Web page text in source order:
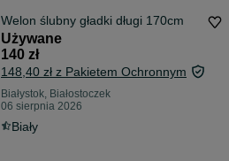
Welon ślubny gładki długi 170cm
Używane
140 zł
148,40 zł z Pakietem Ochronnym
Białystok, Białostoczek
06 sierpnia 2026
Biały